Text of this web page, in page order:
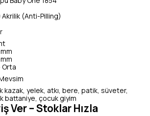
Akrilik (Anti-Pilling)
Orta
kazak, yelek, atkı, bere, patik, süveter,
battaniye, çocuk giyim
Ver – Stoklar Hızla